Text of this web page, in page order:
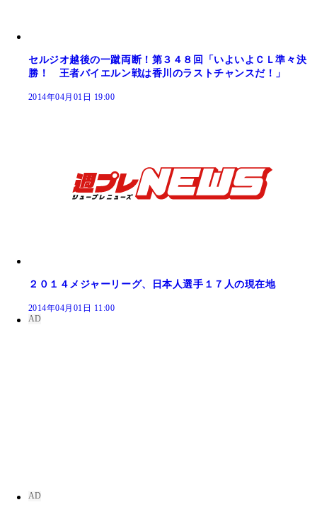
セルジオ越後の一蹴両断！第３４８回「いよいよＣＬ準々決
勝！ 王者バイエルン戦は香川のラストチャンスだ！」
2014年04月01日 19:00
２０１４メジャーリーグ、日本人選手１７人の現在地
2014年04月01日 11:00